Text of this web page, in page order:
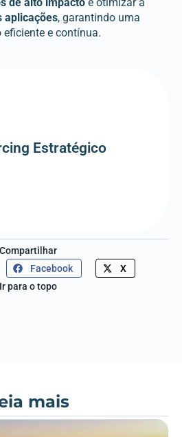
aplicações, garantindo uma
eficiente e contínua.
Estratégico
Saiba mais
Compartilhar
Facebook
X
Ir para o topo
mais